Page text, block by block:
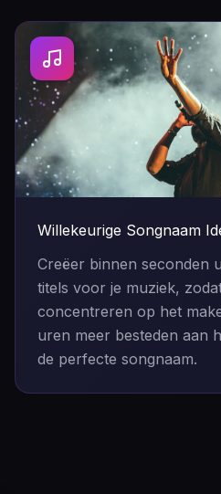
Willekeurige Songnaam
Creëer binnen seconden
titels voor je muziek,
concentreren op het
uren meer besteden aan
de perfecte songnaam.